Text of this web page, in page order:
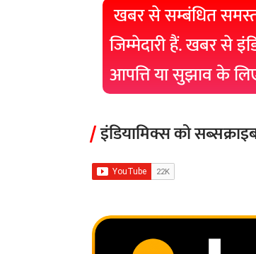
खबर से सम्बंधित समस्त
जिम्मेदारी हैं. खबर से
आपत्ति या सुझाव के
इंडियामिक्स को